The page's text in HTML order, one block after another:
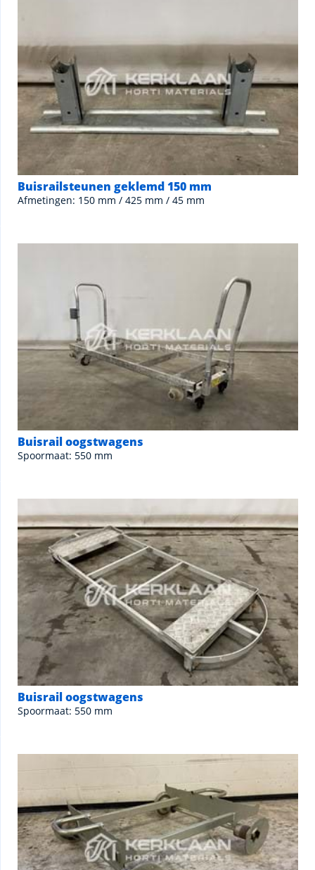
Buisrailsteunen geklemd 150 mm
Afmetingen: 150 mm / 425 mm / 45 mm
Buisrail oogstwagens
Spoormaat: 550 mm
Buisrail oogstwagens
Spoormaat: 550 mm